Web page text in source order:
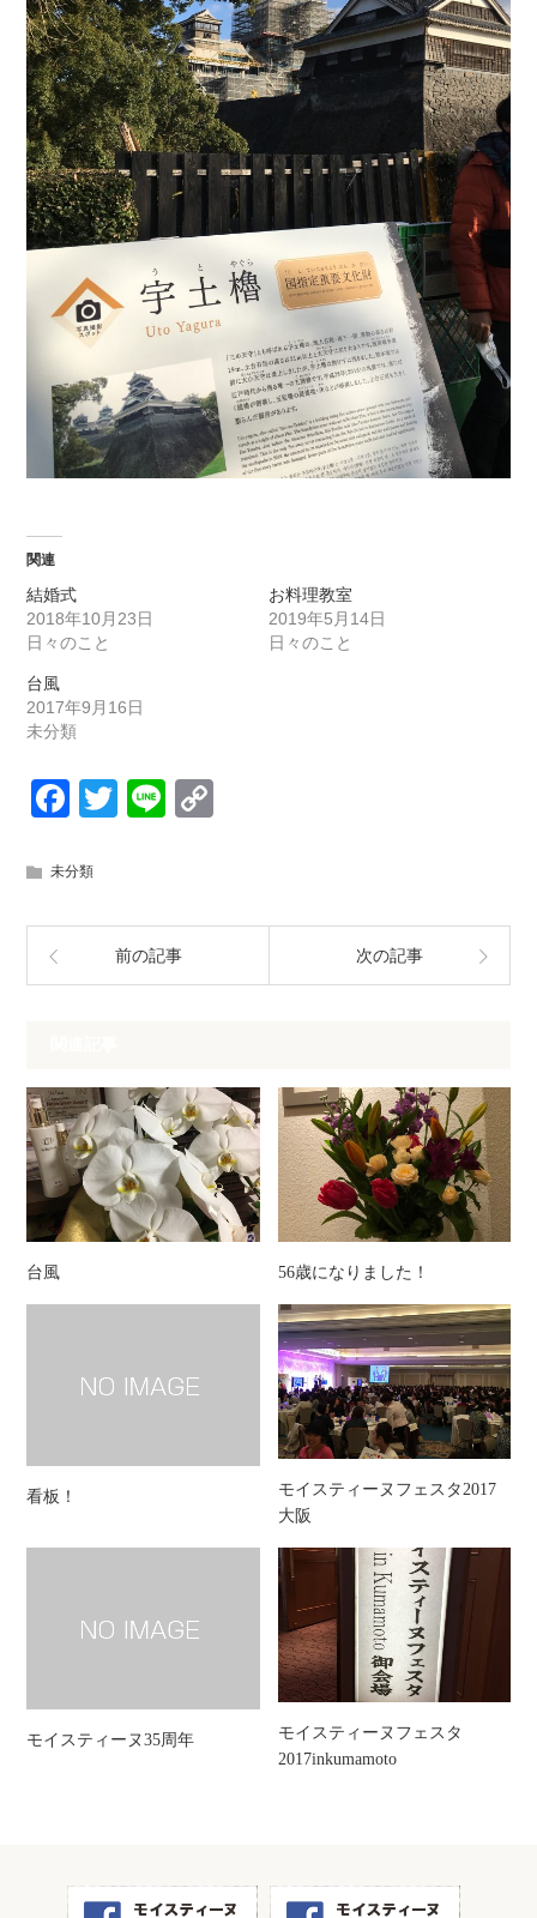
関連
結婚式
2018年10月23日
日々のこと
お料理教室
2019年5月14日
日々のこと
台風
2017年9月16日
未分類
Facebook
Twitter
Line
未分類
前の記事 次の記事
台風 56歳になりました！
看板！
モイスティーヌフェスタ2017
大阪
モイスティーヌ35周年
モイスティーヌフェスタ
2017inkumamoto